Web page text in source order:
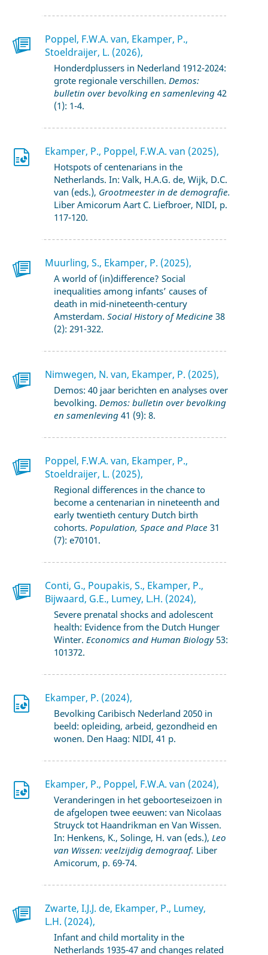
Poppel, F.W.A. van, Ekamper, P.,
Stoeldraijer, L. (2026),
Honderdplussers in Nederland 1912-2024:
grote regionale verschillen. Demos:
bulletin over bevolking en samenleving 42
(1): 1-4.
Ekamper, P., Poppel, F.W.A. van (2025),
Hotspots of centenarians in the
Netherlands. In: Valk, H.A.G. de, Wijk, D.C.
van (eds.), Grootmeester in de demografie.
Liber Amicorum Aart C. Liefbroer, NIDI, p.
117-120.
Muurling, S., Ekamper, P. (2025),
A world of (in)difference? Social
inequalities among infants’ causes of
death in mid-nineteenth-century
Amsterdam. Social History of Medicine 38
(2): 291-322.
Nimwegen, N. van, Ekamper, P. (2025),
Demos: 40 jaar berichten en analyses over
bevolking. Demos: bulletin over bevolking
en samenleving 41 (9): 8.
Poppel, F.W.A. van, Ekamper, P.,
Stoeldraijer, L. (2025),
Regional differences in the chance to
become a centenarian in nineteenth and
early twentieth century Dutch birth
cohorts. Population, Space and Place 31
(7): e70101.
Conti, G., Poupakis, S., Ekamper, P.,
Bijwaard, G.E., Lumey, L.H. (2024),
Severe prenatal shocks and adolescent
health: Evidence from the Dutch Hunger
Winter. Economics and Human Biology53:
101372.
Ekamper, P. (2024),
Bevolking Caribisch Nederland 2050 in
beeld: opleiding, arbeid, gezondheid en
wonen. Den Haag: NIDI, 41 p.
Ekamper, P., Poppel, F.W.A. van (2024),
Veranderingen in het geboorteseizoen in
de afgelopen twee eeuwen: van Nicolaas
Struyck tot Haandrikman en Van Wissen.
In: Henkens, K., Solinge, H. van (eds.), Leo
van Wissen: veelzijdig demograaf. Liber
Amicorum, p. 69-74.
Zwarte, I.J.J. de, Ekamper, P., Lumey,
L.H. (2024),
Infant and child mortality in the
Netherlands 1935-47 and changes related